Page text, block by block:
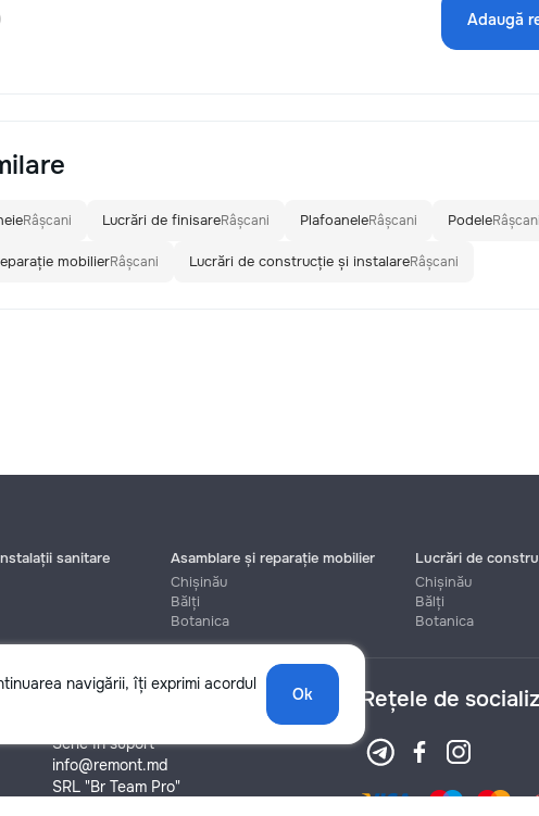
Adaugă
Râșcani Lucrări de finisareRâșcani PlafoaneleRâșcani PodeleRâșcani
mobilierRâșcani Lucrări de construcție și instalareRâșcani
navigării, îți exprimi acordul
Ok
sanitare
Asamblare și reparație mobilier
Chișinău
Bălți
Botanica
Lucrări de
Chișinău
Bălți
Botanica
Ajutor
Scrie în suport
info@remont.md
SRL "Br Team Pro"
Rețele de